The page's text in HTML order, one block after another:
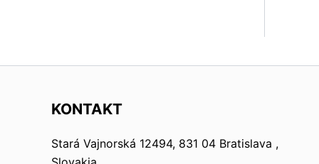
KONTAKT
Stará Vajnorská 12494, 831 04 Bratislava ,